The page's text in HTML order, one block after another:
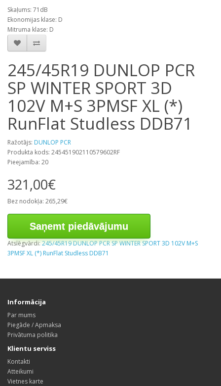
Skaļums: 71dB
Ekonomijas klase: D
Mitruma klase: D
245/45R19 DUNLOP PCR
SP WINTER SPORT 3D
102V M+S 3PMSF XL (*)
RunFlat Studless DDB71
Ražotājs: DUNLOP PCR
Produkta kods: 245451902110579602RF
Pieejamība: 20
321,00€
Bez nodokļa: 265,29€
Saņemt piedāvājumu
Atslēgvārdi:245/45R19 DUNLOP PCR SP WINTER SPORT 3D 102V M+S
3PMSF XL (*) RunFlat Studless DDB71
Informācija
Par mums
Piegāde / Apmaksa
Privātuma politika
Klientu serviss
Kontakti
Atteikumi
Vietnes karte